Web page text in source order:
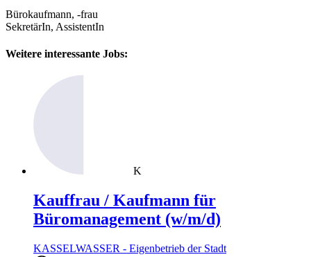
Bürokaufmann, -frau
SekretärIn, AssistentIn
Weitere interessante Jobs:
K
Kauffrau / Kaufmann für
Büromanagement (w/m/d)
KASSELWASSER - Eigenbetrieb der Stadt